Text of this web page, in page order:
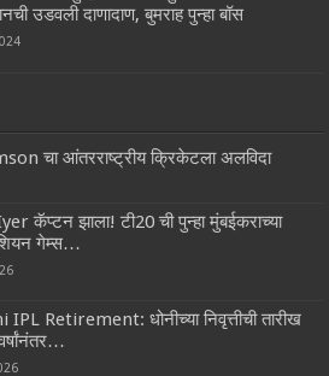
उडवली दाणादाण, बुमराह पुन्हा बॉस
चा आंतरराष्ट्रीय क्रिकेटला अलविदा
कॅप्टन झाला! टी20 ची पुन्हा मुंबईकराच्या
गेम्स…
Retirement: धोनीच्या निवृत्तीची तारीख